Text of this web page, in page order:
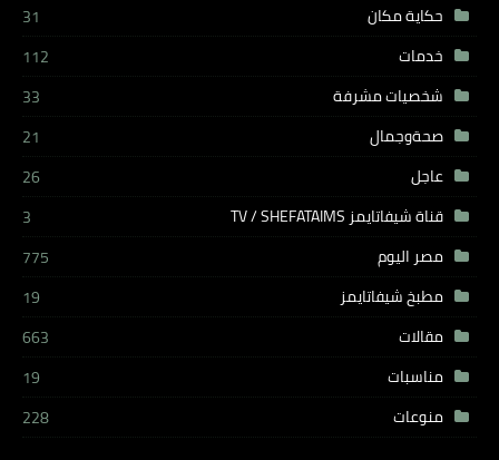
حكاية مكان
31
خدمات
112
شخصيات مشرفة
33
صحةوجمال
21
عاجل
26
قناة شيفاتايمز TV / SHEFATAIMS
3
مصر اليوم
775
مطبخ شيفاتايمز
19
مقالات
663
مناسبات
19
منوعات
228